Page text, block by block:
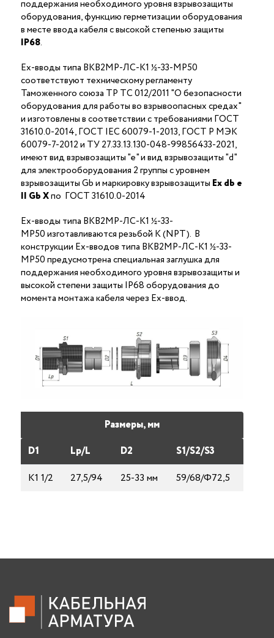
поддержания необходимого уровня взрывозащиты
оборудования, функцию герметизации оборудования
в месте ввода кабеля с высокой степенью защиты
IP68.
Ex-вводы типа ВКВ2МР-ЛС-K1 ½-33-МР50
соответствуют техническому регламенту
Таможенного союза ТР ТС 012/2011 "О безопасности
оборудования для работы во взрывоопасных средах"
и изготовлены в соответствии с требованиями ГОСТ
31610.0-2014, ГОСТ IEC 60079-1-2013, ГОСТ Р МЭК
60079-7-2012 и ТУ 27.33.13.130-048-99856433-2021,
имеют вид взрывозащиты "е" и вид взрывозащиты "d"
для электрооборудования 2 группы с уровнем
взрывозащиты Gb и маркировку взрывозащиты Ехdb е
II Gb Xпо ГОСТ 31610.0-2014
Ex-вводы типа ВКВ2МР-ЛС-K1 ½-33-
МР50 изготавливаются резьбой K (NPT). В
конструкции Ex-вводов типа ВКВ2МР-ЛС-K1 ½-33-
МР50 предусмотрена специальная заглушка для
поддержания необходимого уровня взрывозащиты и
высокой степени защиты IP68 оборудования до
момента монтажа кабеля через Ex-ввод.
Размеры, мм
D1
Lp/L D2
S1/S2/S3
K1 1/2
27,5/94 25-33 мм 59/68/Ф72,5